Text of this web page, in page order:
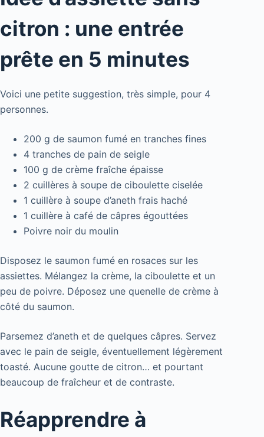
citron : une entrée
prête en 5 minutes
Voici une petite suggestion, très simple, pour 4
personnes.
200 g de saumon fumé en tranches fines
4 tranches de pain de seigle
100 g de crème fraîche épaisse
2 cuillères à soupe de ciboulette ciselée
1 cuillère à soupe d’aneth frais haché
1 cuillère à café de câpres égouttées
Poivre noir du moulin
Disposez le saumon fumé en rosaces sur les
assiettes. Mélangez la crème, la ciboulette et un
peu de poivre. Déposez une quenelle de crème à
côté du saumon.
Parsemez d’aneth et de quelques câpres. Servez
avec le pain de seigle, éventuellement légèrement
toasté. Aucune goutte de citron… et pourtant
beaucoup de fraîcheur et de contraste.
Réapprendre à